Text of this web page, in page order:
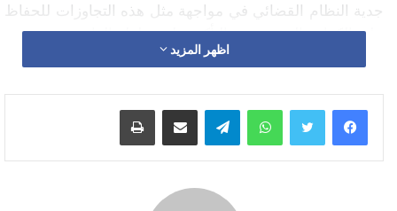
جدية النظام القضائي في مواجهة مثل هذه التجاوزات للحفاظ
على الكرامة المؤسسية والتأكيد على سلطة القانون.
الدفاع قبل اتخاذ العقوبات التأديبية التي قد تصل إلى التوقيف
عن العمل أو التنزيل في الرتبة، في حال ثبوت خطورته. وفي
القضائية بالتوازي مع التأديب الإداري، مع تمكين الطرفين من
اظهر المزيد
واتساب تيلقرام مشاركة عبر البريد طباعة